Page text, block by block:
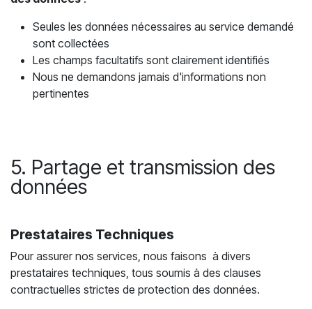
Seules les données nécessaires au service demandé
sont collectées
Les champs facultatifs sont clairement identifiés
Nous ne demandons jamais d'informations non
pertinentes
5. Partage et transmission des
données
Prestataires Techniques
Pour assurer nos services, nous faisons à divers
prestataires techniques, tous soumis à des clauses
contractuelles strictes de protection des données.